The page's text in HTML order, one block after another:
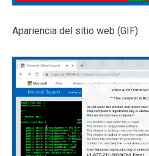
Apariencia del sitio web (GIF):